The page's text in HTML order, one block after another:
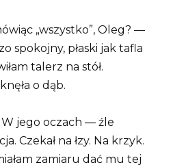
„wszystko”, Oleg? —
spokojny, płaski jak tafla
talerz na stół.
o dąb.
W jego oczach — źle
Czekał na łzy. Na krzyk.
zamiaru dać mu tej